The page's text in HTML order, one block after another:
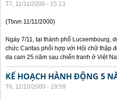
T7, 11/11/2000 - 15:13
(Ttxvn 11/11/2000)
Ngày 7/11, tại thành phố Lucxembourg,
chức Caritas phối hợp với Hội chữ thập
da cam 25 năm sau chiến tranh ở Việt
KẾ HOẠCH HÀNH ĐỘNG 5
T6, 11/10/2000 - 19:59